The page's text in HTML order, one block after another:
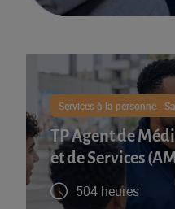
Services à la personne -
TP Agent de
et de Services
504 heures